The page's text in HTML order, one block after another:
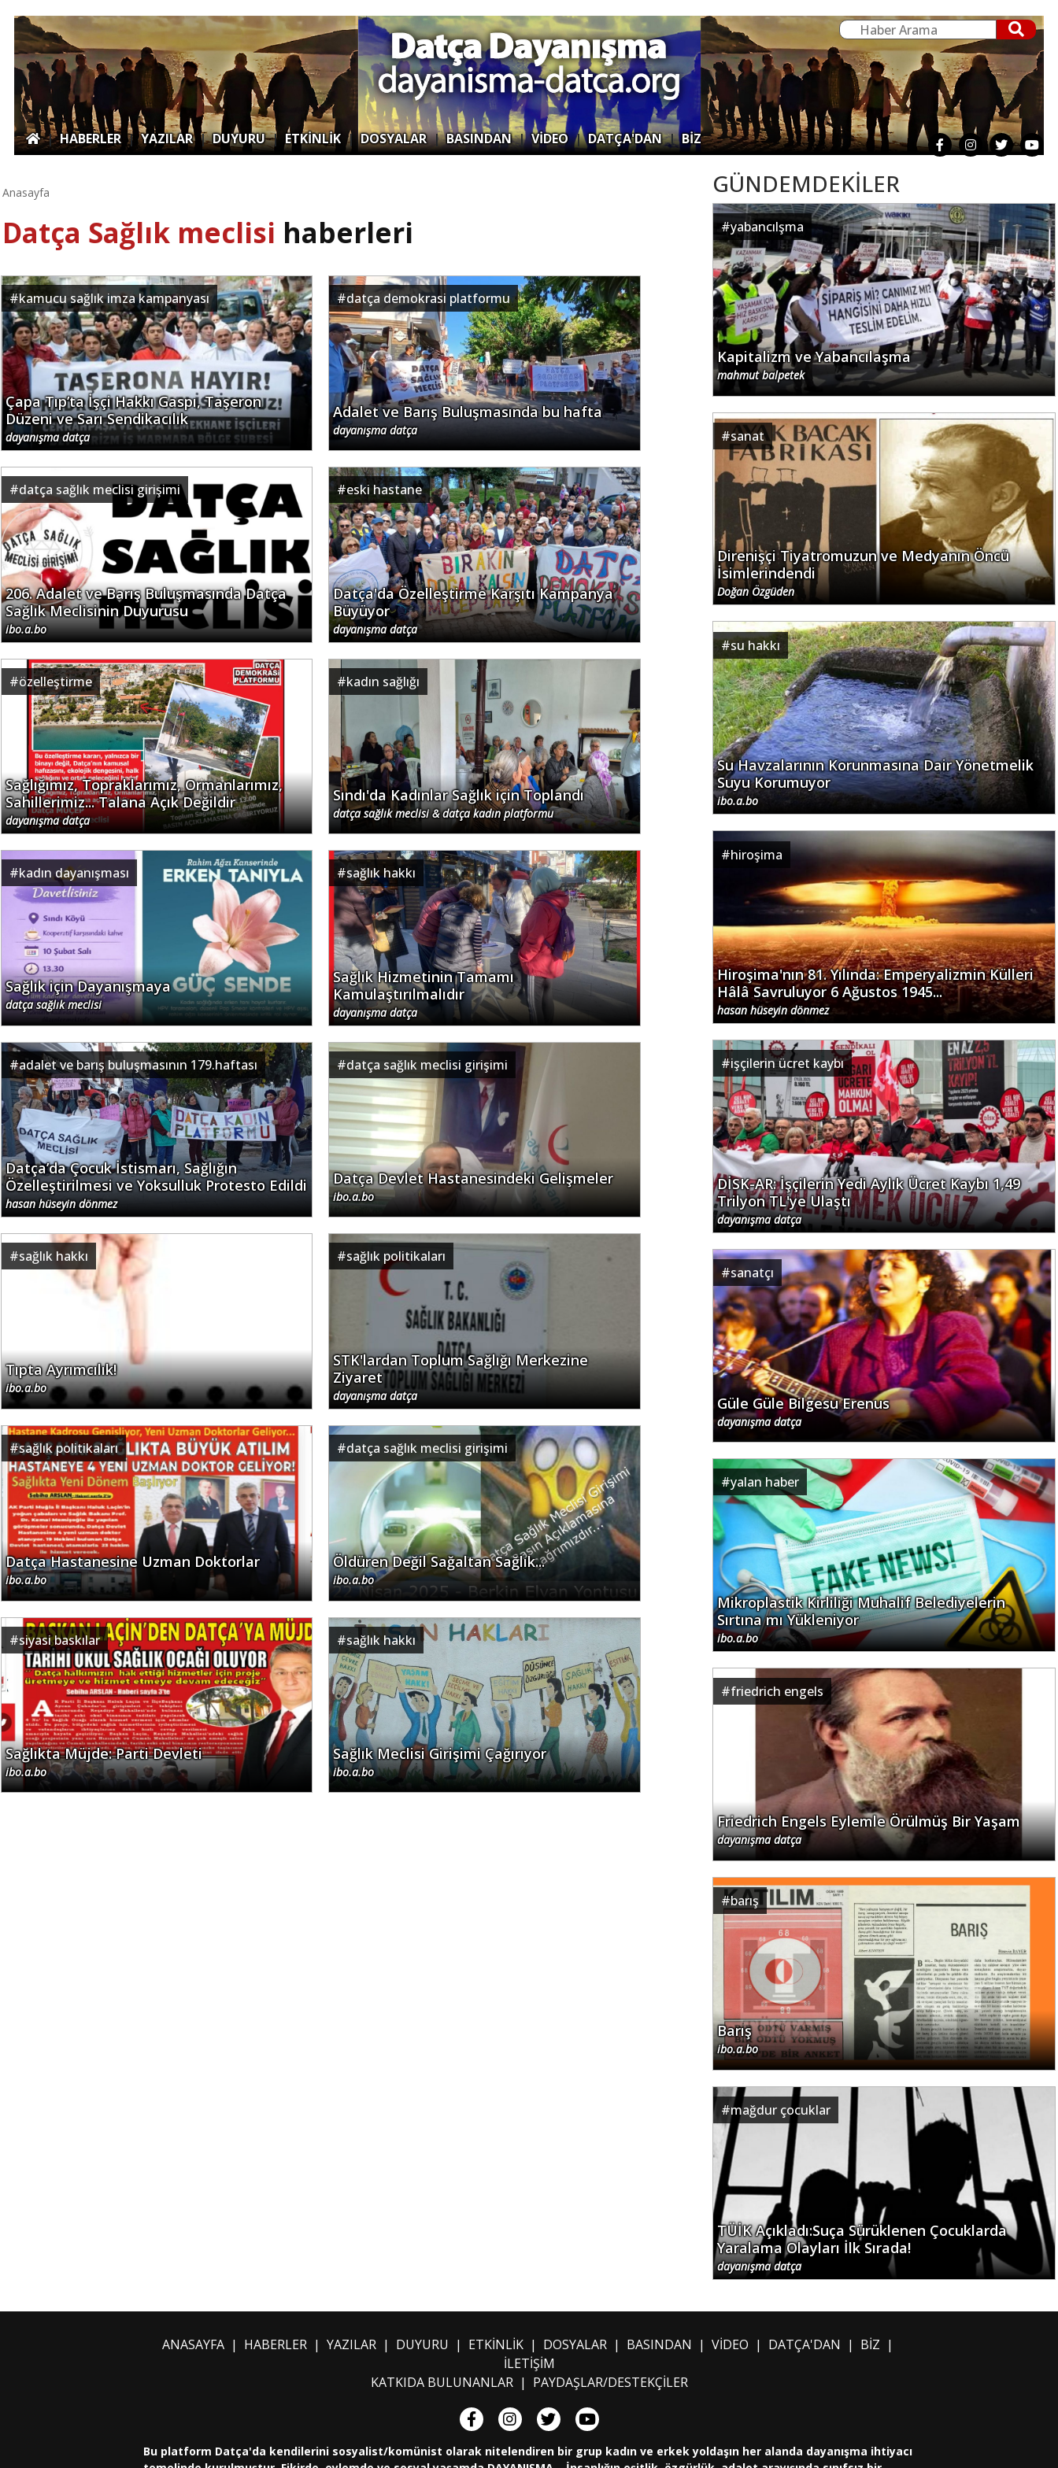
|HABERLER|YAZILAR|DUYURU| ETKİNLİK |DOSYALAR|BASINDAN|VİDEO|DATÇA'DAN|BİZ
Anasayfa
Datça Sağlık meclisi haberleri
#kamucu sağlık imza kampanyası
Çapa Tıp’ta İşçi Hakkı Gaspı, Taşeron
Düzeni ve Sarı Sendikacılık
dayanışma datça
#datça demokrasi platformu
Adalet ve Barış Buluşmasında bu hafta
dayanışma datça
#datça sağlık meclisi girişimi
206. Adalet ve Barış Buluşmasında Datça
Sağlık Meclisinin Duyurusu
ibo.a.bo
#eski hastane
Datça'da Özelleştirme Karşıtı Kampanya
Büyüyor
dayanışma datça
#özelleştirme
Sağlığımız, Topraklarımız, Ormanlarımız,
Sahillerimiz... Talana Açık Değildir
dayanışma datça
#kadın sağlığı
Sındı'da Kadınlar Sağlık için Toplandı
datça sağlık meclisi & datça kadın platformu
#kadın dayanışması
Sağlık için Dayanışmaya
datça sağlık meclisi
#sağlık hakkı
Sağlık Hizmetinin Tamamı
Kamulaştırılmalıdır
dayanışma datça
#adalet ve barış buluşmasının 179.haftası
Datça’da Çocuk İstismarı, Sağlığın
Özelleştirilmesi ve Yoksulluk Protesto Edildi
hasan hüseyin dönmez
#datça sağlık meclisi girişimi
Datça Devlet Hastanesindeki Gelişmeler
ibo.a.bo
#sağlık hakkı
Tıpta Ayrımcılık!
ibo.a.bo
#sağlık politikaları
STK'lardan Toplum Sağlığı Merkezine
Ziyaret
dayanışma datça
#sağlık politikaları
Datça Hastanesine Uzman Doktorlar
ibo.a.bo
#datça sağlık meclisi girişimi
Öldüren Değil Sağaltan Sağlık...
ibo.a.bo
#siyasi baskılar
Sağlıkta Müjde: Parti Devleti
ibo.a.bo
#sağlık hakkı
Sağlık Meclisi Girişimi Çağırıyor
ibo.a.bo
GÜNDEMDEKİLER
#yabancılşma
Kapitalizm ve Yabancılaşma
mahmut balpetek
#sanat
Direnişçi Tiyatromuzun ve Medyanın Öncü
İsimlerindendi
Doğan Özgüden
#su hakkı
Su Havzalarının Korunmasına Dair Yönetmelik
Suyu Korumuyor
ibo.a.bo
#hiroşima
Hiroşima'nın 81. Yılında: Emperyalizmin Külleri
Hâlâ Savruluyor 6 Ağustos 1945...
hasan hüseyin dönmez
#işçilerin ücret kaybı
DİSK-AR: İşçilerin Yedi Aylık Ücret Kaybı 1,49
Trilyon TL'ye Ulaştı
dayanışma datça
#sanatçı
Güle Güle Bilgesu Erenus
dayanışma datça
#yalan haber
Mikroplastik Kirliliği Muhalif Belediyelerin
Sırtına mı Yükleniyor
ibo.a.bo
#friedrich engels
Friedrich Engels Eylemle Örülmüş Bir Yaşam
dayanışma datça
#barış
Barış
ibo.a.bo
#mağdur çocuklar
TÜİK Açıkladı:Suça Sürüklenen Çocuklarda
Yaralama Olayları İlk Sırada!
dayanışma datça
ANASAYFA| HABERLER| YAZILAR| DUYURU | ETKİNLİK| DOSYALAR| BASINDAN | VİDEO | DATÇA'DAN | BİZ |
İLETİŞİM
KATKIDA BULUNANLAR| PAYDAŞLAR/DESTEKÇİLER
Bu platform Datça'da kendilerini sosyalist/komünist olarak nitelendiren bir grup kadın ve erkek yoldaşın her alanda dayanışma ihtiyacı